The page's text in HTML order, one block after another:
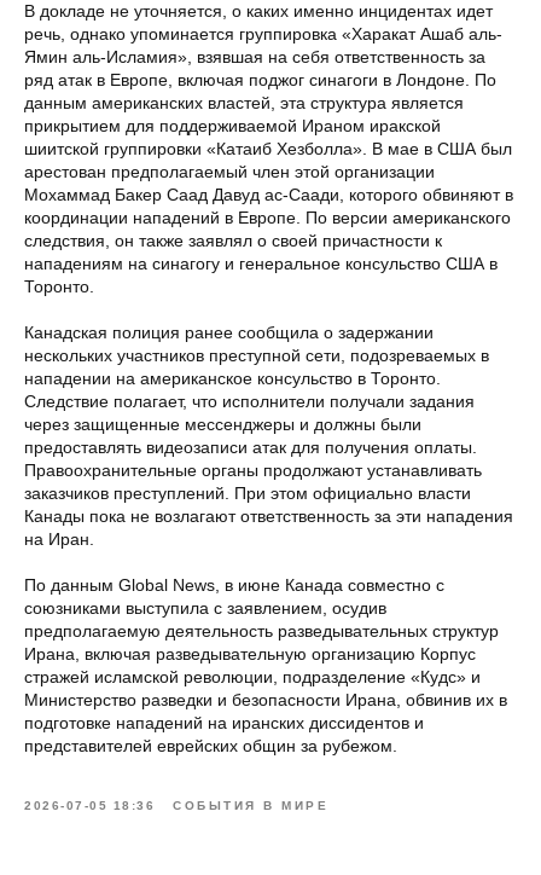
В докладе не уточняется, о каких именно инцидентах идет
речь, однако упоминается группировка «Харакат Ашаб аль-
Ямин аль-Исламия», взявшая на себя ответственность за
ряд атак в Европе, включая поджог синагоги в Лондоне. По
данным американских властей, эта структура является
прикрытием для поддерживаемой Ираном иракской
шиитской группировки «Катаиб Хезболла». В мае в США был
арестован предполагаемый член этой организации
Мохаммад Бакер Саад Давуд ас-Саади, которого обвиняют в
координации нападений в Европе. По версии американского
следствия, он также заявлял о своей причастности к
нападениям на синагогу и генеральное консульство США в
Торонто.
Канадская полиция ранее сообщила о задержании
нескольких участников преступной сети, подозреваемых в
нападении на американское консульство в Торонто.
Следствие полагает, что исполнители получали задания
через защищенные мессенджеры и должны были
предоставлять видеозаписи атак для получения оплаты.
Правоохранительные органы продолжают устанавливать
заказчиков преступлений. При этом официально власти
Канады пока не возлагают ответственность за эти нападения
на Иран.
По данным Global News, в июне Канада совместно с
союзниками выступила с заявлением, осудив
предполагаемую деятельность разведывательных структур
Ирана, включая разведывательную организацию Корпус
стражей исламской революции, подразделение «Кудс» и
Министерство разведки и безопасности Ирана, обвинив их в
подготовке нападений на иранских диссидентов и
представителей еврейских общин за рубежом.
2026-07-05 18:36 СОБЫТИЯ В МИРЕ